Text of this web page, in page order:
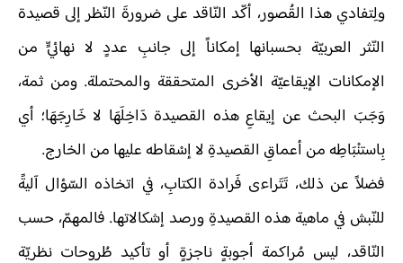
ولِتفادي هذا القُصور، أكّد النّاقد على ضرورةَ النّظر إلى قصيدة
النّثر العربيّة بحسبانها إمكاناً إلى جانبِ عددٍ لا نهائيٍّ من
الإمكانات الإيقاعيّة الأخرى المتحققة والمحتملة. ومن ثمة،
وَجَبَ البحث عن إيقاعِ هذه القصيدة دَاخِلَهَا لا خَارِجَهَا؛ أي
بِاستنْبَاطِه من أعماقِ القصيدةِ لا إسْقاطه عليها من الخارج.
فضلاً عن ذلك، تَتَراءى فَرادة الكتابِ، في اتخاذه السّؤال آليةً
للنّبش في ماهية هذه القصيدةِ ورصد إشكالاتها. فالمهمّ، حسب
النّاقد، ليس مُراكمة أجوبةٍ ناجزةٍ أو تأكيد طُروحات نظريّة